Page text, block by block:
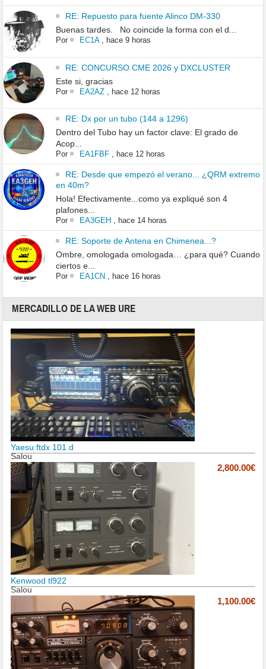
RE: Repuesto para fuente Alinco DM-330
Buenas tardes. No coincide la forma con el d...
Por EC1A, hace 9 horas
RE: CONCURSO CME 2026 y DXCLUSTER
Este si, gracias
Por EA2AZ, hace 12 horas
RE: Dx por un tubo (144 a 1296)
Dentro del Tubo hay un factor clave: El grado de
Acop...
Por EA1FBF, hace 12 horas
RE: Desde que empezó el verano... ¿QRM extremo
en 40m?
Hola! Efectivamente...como ya expliqué son 4
plafones...
Por EA3GEH , hace 14 horas
RE: Soporte de Antena en Chimenea...?
Ombre, omologada omologada… ¿para qué? Cuando
ciertos e...
Por EA1CN , hace 16 horas
MERCADILLO DE LA WEB URE
Yaesu ftdx 101 d
Salou
2,800.00€
Kenwood tl922
Salou
1,100.00€